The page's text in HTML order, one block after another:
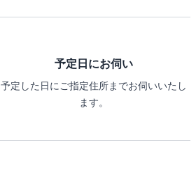
予定日にお伺い
予定した日にご指定住所までお伺いいたし
ます。